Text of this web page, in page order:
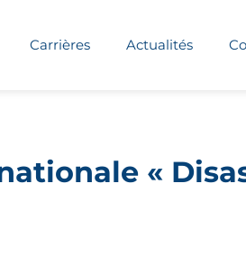
Carrières Actualités
«